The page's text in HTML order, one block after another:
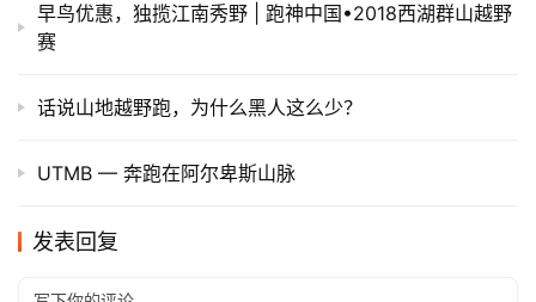
早鸟优惠，独揽江南秀野 | 跑神中国•2018西湖群山越野
赛
话说山地越野跑，为什么黑人这么少？
UTMB — 奔跑在阿尔卑斯山脉
发表回复